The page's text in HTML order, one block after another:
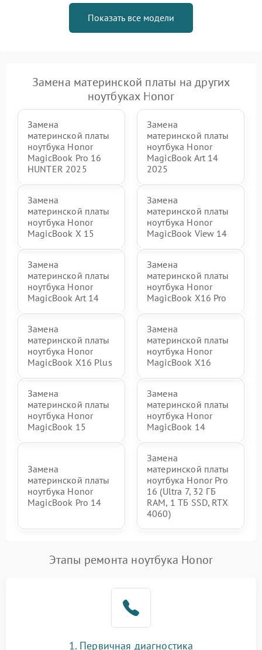
Показать все модели
Замена материнской платы на других
ноутбуках Honor
Замена
материнской платы
ноутбука Honor
MagicBook Pro 16
HUNTER 2025
Замена
материнской платы
ноутбука Honor
MagicBook Art 14
2025
Замена
материнской платы
ноутбука Honor
MagicBook X 15
Замена
материнской платы
ноутбука Honor
MagicBook View 14
Замена
материнской платы
ноутбука Honor
MagicBook Art 14
Замена
материнской платы
ноутбука Honor
MagicBook X16 Pro
Замена
материнской платы
ноутбука Honor
MagicBook X16 Plus
Замена
материнской платы
ноутбука Honor
MagicBook X16
Замена
материнской платы
ноутбука Honor
MagicBook 15
Замена
материнской платы
ноутбука Honor
MagicBook 14
Замена
материнской платы
ноутбука Honor
MagicBook Pro 14
Замена
материнской платы
ноутбука Honor Pro
16 (Ultra 7, 32 ГБ
RAM, 1 ТБ SSD, RTX
4060)
Этапы ремонта ноутбука Honor
1. Первичная диагностика